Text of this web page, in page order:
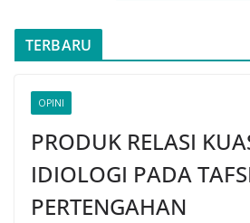
TERBARU
OPINI
PRODUK RELASI
IDIOLOGI PADA
PERTENGAHAN